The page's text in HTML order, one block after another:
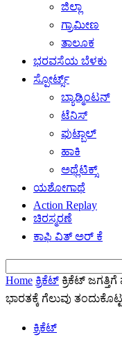
ಜಿಲ್ಲಾ
ಗ್ರಾಮೀಣ
ತಾಲೂಕ
ಭರವಸೆಯ ಬೆಳಕು
ಸ್ಪೋರ್ಟ್ಸ್
ಬ್ಯಾಡ್ಮಿಂಟನ್
ಟೆನಿಸ್
ಫುಟ್ಬಾಲ್
ಹಾಕಿ
ಅಥ್ಲೆಟಿಕ್ಸ್
ಯಶೋಗಾಥೆ
Action Replay
ಚಿರಸ್ಮರಣೆ
ಕಾಫಿ ವಿತ್ ಅರ್ ಕೆ
Home ಕ್ರಿಕೆಟ್ ಕ್ರಿಕೆಟ್
ಭಾರತಕ್ಕೆ ಗೆಲುವು
ಕ್ರಿಕೆಟ್